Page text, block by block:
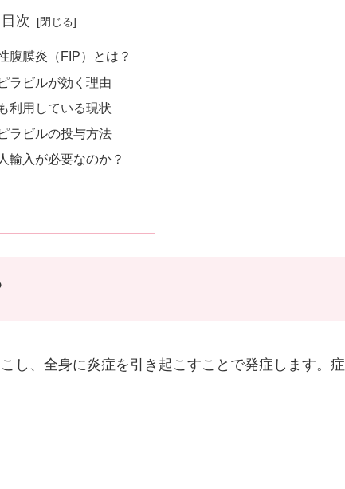
目次
腹膜炎（FIP）とは？
ラビルが効く理由
利用している現状
ラビルの投与方法
輸入が必要なのか？
し、全身に炎症を引き起こすことで発症します。症